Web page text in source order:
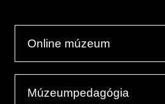
Online múzeum
Múzeumpedagógia